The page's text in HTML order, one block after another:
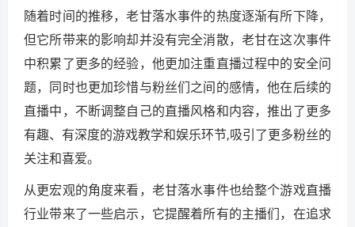
随着时间的推移，老甘落水事件的热度逐渐有所下降，
但它所带来的影响却并没有完全消散，老甘在这次事件
中积累了更多的经验，他更加注重直播过程中的安全问
题，同时也更加珍惜与粉丝们之间的感情，他在后续的
直播中，不断调整自己的直播风格和内容，推出了更多
有趣、有深度的游戏教学和娱乐环节,吸引了更多粉丝的
关注和喜爱。
从更宏观的角度来看，老甘落水事件也给整个游戏直播
行业带来了一些启示，它提醒着所有的主播们，在追求